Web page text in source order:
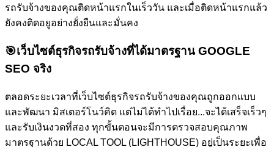
รถรับจ้างของคุณติดหน้าแรกในเร็ววัน และเมื่อติดหน้าแรกแล้ว
ยังคงติดอยูอย่างยั่งยืนและมั่นคง
🎯เว็บไซต์ธุรกิจรถรับจ้างที่ได้มาตรฐาน GOOGLE
SEO จริง
ตลอดระยะเวลาที่เว็บไซต์ธุรกิจรถรับจ้างของคุณถูกออกแบบ
และพัฒนา มิสเตอร์โนว์คิด แต่ไม่ได้ทำไปเรื่อย...จะได้เสร็จเร็วๆ
และรับเงินงวดที่สอง ทุกขั้นตอนจะมีการตรวจสอบคุณภาพ
มาตรฐานด้วย LOCAL TOOL (LIGHTHOUSE) อยู่เป็นระยะเพื่อ